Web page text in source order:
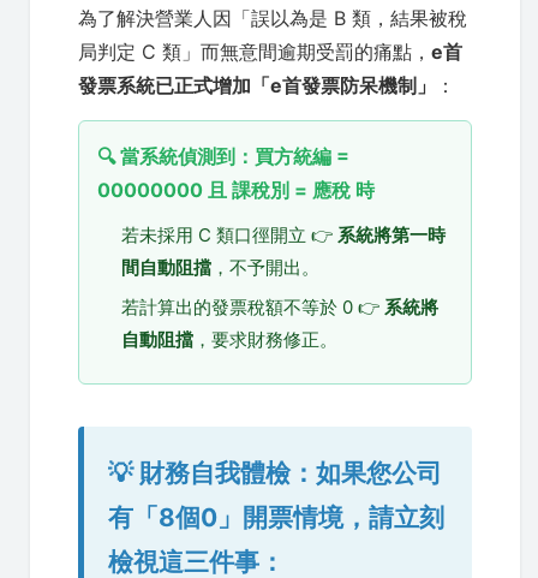
為了解決營業人因「誤以為是 B 類，結果被稅
局判定 C 類」而無意間逾期受罰的痛點， e首
發票系統已正式增加「e首發票防呆機制」
：
🔍 當系統偵測到：買方統編 =
00000000 且 課稅別 = 應稅 時
若未採用 C 類口徑開立 👉 系統將第一時
間自動阻擋 ，不予開出。
若計算出的發票稅額不等於 0 👉 系統將
自動阻擋 ，要求財務修正。
💡 財務自我體檢：如果您公司
有「8個0」開票情境，請立刻
檢視這三件事：